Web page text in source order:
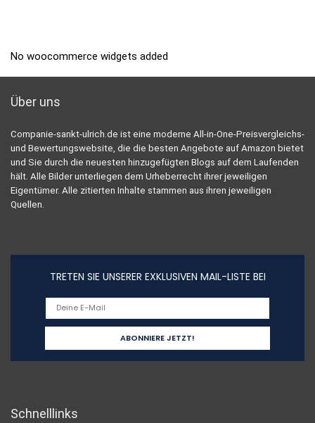
No woocommerce widgets added
Über uns
Companie-sankt-ulrich.de ist eine moderne All-in-One-Preisvergleichs-
und Bewertungswebsite, die die besten Angebote auf Amazon bietet
und Sie durch die neuesten hinzugefügten Blogs auf dem Laufenden
hält. Alle Bilder unterliegen dem Urheberrecht ihrer jeweiligen
Eigentümer. Alle zitierten Inhalte stammen aus ihren jeweiligen
Quellen.
TRETEN SIE UNSERER EXKLUSIVEN MAIL-LISTE BEI
Schnelllinks